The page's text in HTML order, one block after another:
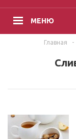
МЕНЮ
Главная -